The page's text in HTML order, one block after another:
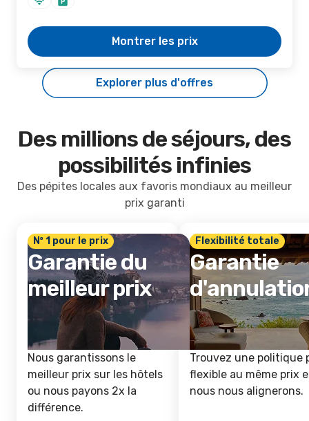
Montrer les prix
Explorer plus d'offres
Des millions de séjours, des
possibilités infinies
Des pépites locales aux favoris mondiaux au meilleur
prix garanti
Nº 1 pour le prix
Garantie du
meilleur prix
Nous garantissons le
meilleur prix sur les hôtels
ou nous payons 2x la
différence.
Flexibilité totale
Garantie
Trouvez une politique
flexible au même prix
nous nous alignerons.